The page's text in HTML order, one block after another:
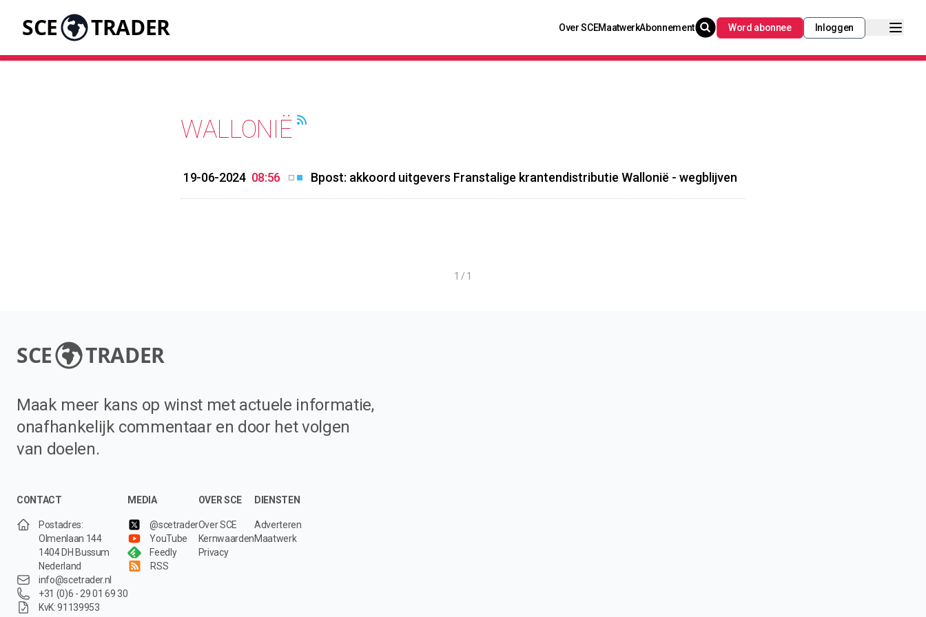
SCE TRADER Over SCEMaatwerkAbonnement Word abonnee Inloggen
WALLONIË
19-06-2024 08:56 Bpost: akkoord uitgevers Franstalige krantendistributie Wallonië - wegblijven
1 / 1
SCE TRADER
Maak meer kans op winst met actuele informatie,
onafhankelijk commentaar en door het volgen
van doelen.
CONTACT
Postadres:
Olmenlaan 144
1404 DH Bussum
Nederland
info@scetrader.nl
+31 (0)6 - 29 01 69 30
KvK: 91139953
MEDIA
@scetrader
YouTube
Feedly
RSS
OVER SCE
Over SCE
Kernwaarden
Privacy
DIENSTEN
Adverteren
Maatwerk